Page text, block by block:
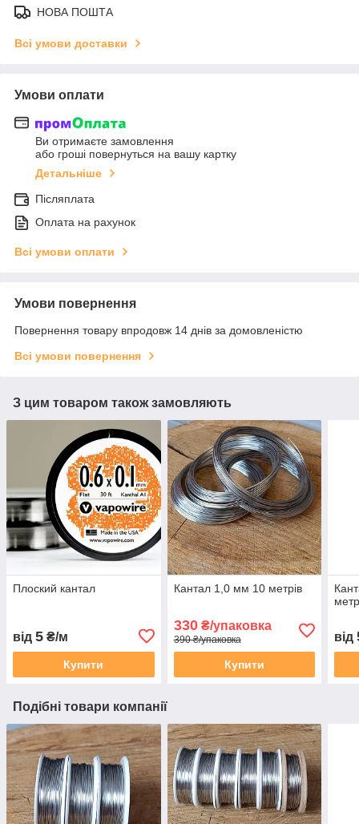
НОВА ПОШТА
Всі умови доставки
Умови оплати
Ви отримаєте замовлення
або гроші повернуться на вашу картку
Детальніше
Післяплата
Оплата на рахунок
Всі умови оплати
Умови повернення
Повернення товару впродовж 14 днів за домовленістю
Всі умови повернення
З цим товаром також замовляють
Плоский кантал
від 5 ₴/м
Купити
Кантал 1,0 мм 10 метрів
330₴/упаковка
390 ₴/упаковка
Купити
від
Подібні товари компанії